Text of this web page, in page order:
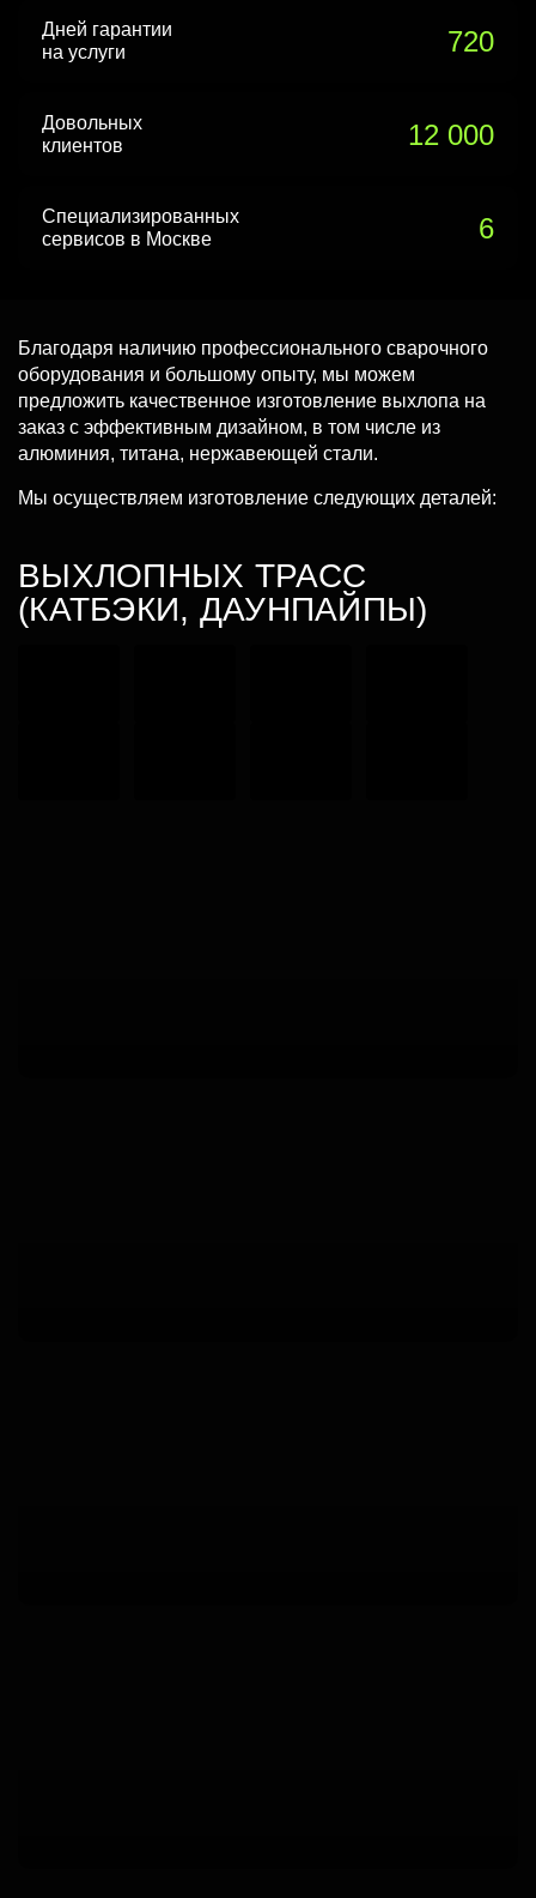
720
Дней гарантии
на услуги
12 000
Довольных
клиентов
6
Специализированных
сервисов в Москве
Благодаря наличию профессионального сварочного
оборудования и большому опыту, мы можем
предложить качественное изготовление выхлопа на
заказ с эффективным дизайном, в том числе из
алюминия, титана, нержавеющей стали.
Мы осуществляем изготовление следующих деталей:
ВЫХЛОПНЫХ ТРАСС
(КАТБЭКИ, ДАУНПАЙПЫ)